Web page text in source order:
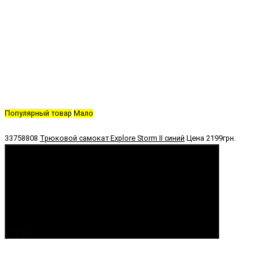
Популярный товар Мало
33758808 Трюковой самокат Explore Storm II синий Цена 2199грн.